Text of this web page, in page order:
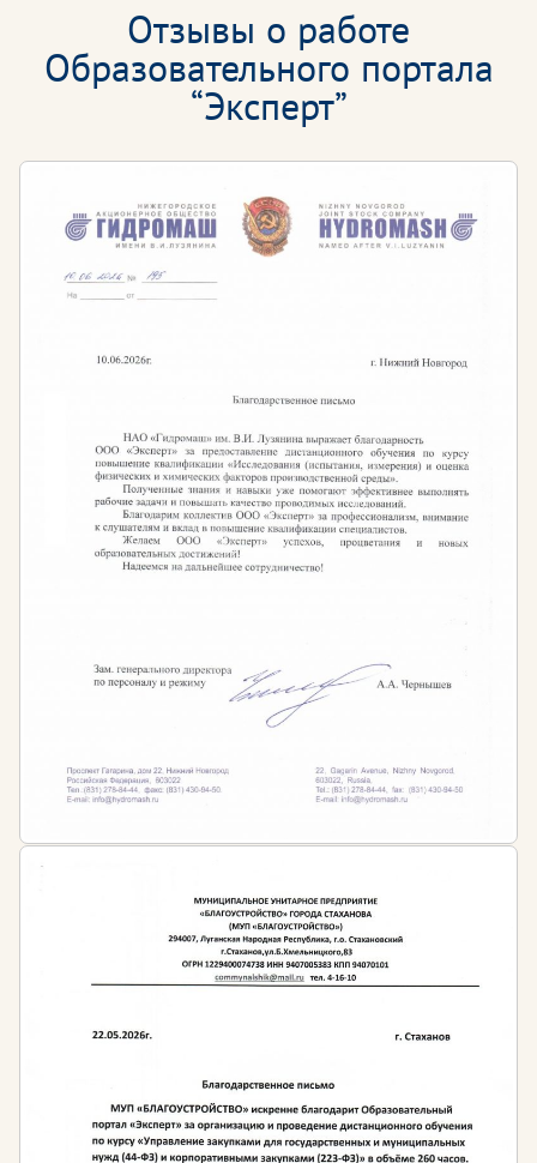
бухгалтерии, строительстве, механизме
ценообразования, уметь читать схемы и проекты.
Образовательный портал «Эксперт» предлагает
пройти кусы дополнительного профессионального
образования с целью соответствия всем
требованиям и стандартам, а также повышению
уровня профессиональных знаний и компетенций в
области сметного дела и ценообразования.
Требования к образованию для работы в сфере
обеспечения строительного производства»,
утвержденного Приказом Минтруда и социальной
защиты РФ от 08.12.2014 №983н необходимо:
наличие профильного среднего
профессионального или высшего образования в
наличие среднего профессионального или
высшего образования в любой сфере и
дополнительное профессиональное
ценообразования
Экономистам планово-экономического отдела
строительной организации
Специалистам по планово-экономическому
обеспечению
Руководителям службы по подготовке
Закупщикам
Отзывы о работе
Образовательного портала
“Эксперт”